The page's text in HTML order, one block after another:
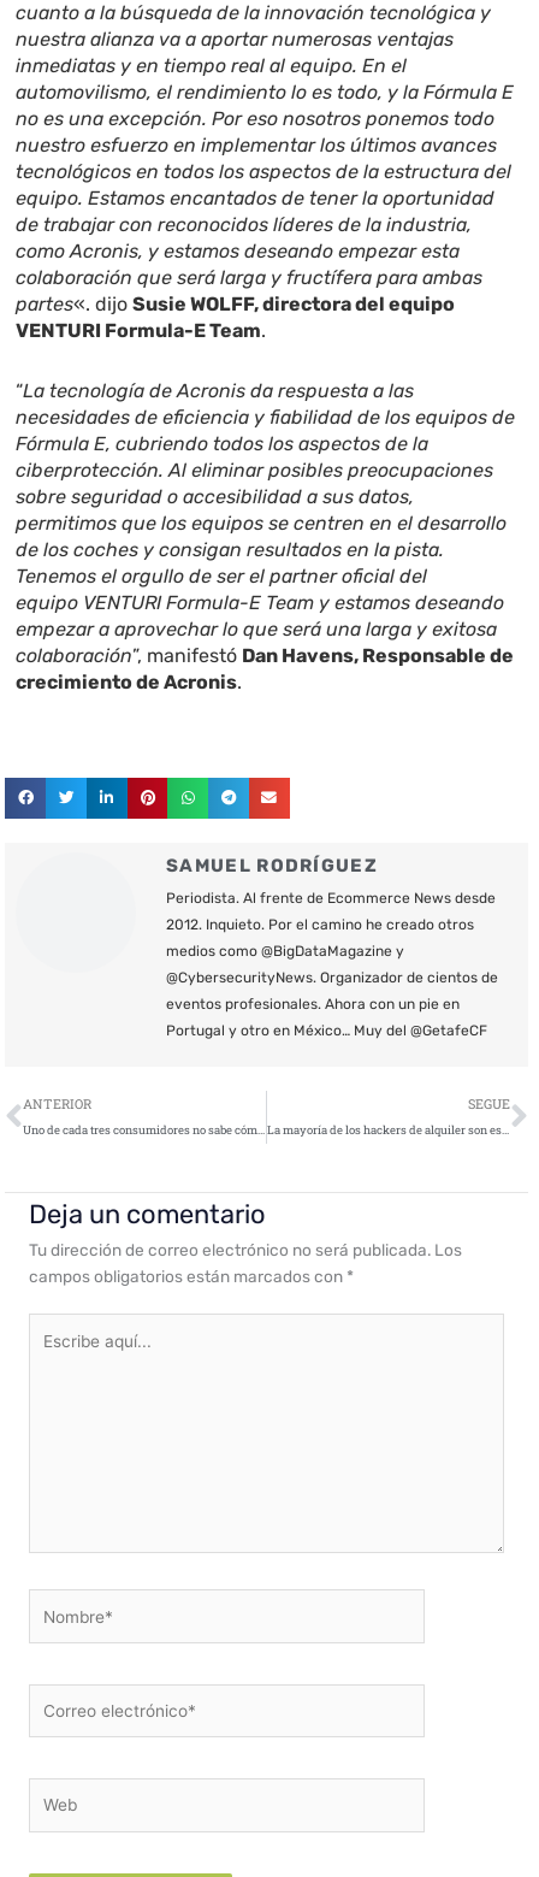
cuanto a la búsqueda de la innovación tecnológica y
nuestra alianza va a aportar numerosas ventajas
inmediatas y en tiempo real al equipo. En el
automovilismo, el rendimiento lo es todo, y la Fórmula E
no es una excepción. Por eso nosotros ponemos todo
nuestro esfuerzo en implementar los últimos avances
tecnológicos en todos los aspectos de la estructura del
equipo. Estamos encantados de tener la oportunidad
de trabajar con reconocidos líderes de la industria,
como Acronis, y estamos deseando empezar esta
colaboración que será larga y fructífera para ambas
partes«. dijoSusie WOLFF, directora del equipo
VENTURI Formula-E Team.
“La tecnología de Acronis da respuesta a las
necesidades de eficiencia y fiabilidad de los equipos de
Fórmula E, cubriendo todos los aspectos de la
ciberprotección. Al eliminar posibles preocupaciones
sobre seguridad o accesibilidad a sus datos,
permitimos que los equipos se centren en el desarrollo
de los coches y consigan resultados en la pista.
Tenemos el orgullo de ser el partner oficial del
equipo VENTURI Formula-E Team y estamos deseando
empezar a aprovechar lo que será una larga y exitosa
colaboración”, manifestó Dan Havens, Responsable de
crecimiento de Acronis.
SAMUEL RODRÍGUEZ
Periodista. Al frente de Ecommerce News desde
2012. Inquieto. Por el camino he creado otros
medios como @BigDataMagazine y
@CybersecurityNews. Organizador de cientos de
eventos profesionales. Ahora con un pie en
Portugal y otro en México… Muy del @GetafeCF
Ant
ANTERIOR
Uno de cada tres consumidores no sabe cómo proteger su privacidad online
SEGUE
La mayoría de los hackers de alquiler son estafadores
Deja un comentario
Tu dirección de correo electrónico no será publicada. Los
campos obligatorios están marcados con *
aquí...
electrónico*